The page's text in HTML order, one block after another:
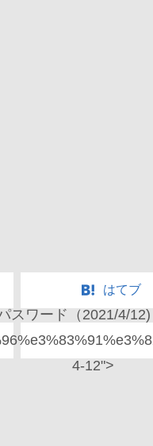
はてブ
スワード（2021/4/
4-12">